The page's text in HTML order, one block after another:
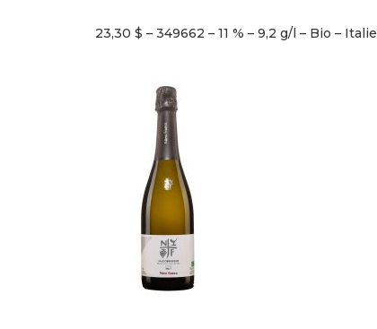
23,30 $ – 349662 – 11 % – 9,2 g/l – Bio – Italie